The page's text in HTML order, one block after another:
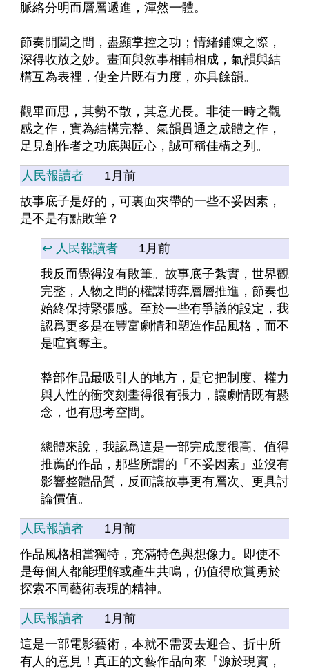
脈絡分明而層層遞進，渾然一體。
節奏開闔之間，盡顯掌控之功；情緒鋪陳之際，
深得收放之妙。畫面與敘事相輔相成，氣韻與結
構互為表裡，使全片既有力度，亦具餘韻。
觀畢而思，其勢不散，其意尤長。非徒一時之觀
感之作，實為結構完整、氣韻貫通之成體之作，
足見創作者之功底與匠心，誠可稱佳構之列。
人民報讀者
1月前
故事底子是好的，可裏面夾帶的一些不妥因素，
是不是有點敗筆？
↩️ 人民報讀者
1月前
我反而覺得沒有敗筆。故事底子紮實，世界觀
完整，人物之間的權謀博弈層層推進，節奏也
始終保持緊張感。至於一些有爭議的設定，我
認爲更多是在豐富劇情和塑造作品風格，而不
是喧賓奪主。
整部作品最吸引人的地方，是它把制度、權力
與人性的衝突刻畫得很有張力，讓劇情既有懸
念，也有思考空間。
總體來說，我認爲這是一部完成度很高、值得
推薦的作品，那些所謂的「不妥因素」並沒有
影響整體品質，反而讓故事更有層次、更具討
論價值。
人民報讀者
1月前
作品風格相當獨特，充滿特色與想像力。即使不
是每個人都能理解或產生共鳴，仍值得欣賞勇於
探索不同藝術表現的精神。
人民報讀者
1月前
這是一部電影藝術，本就不需要去迎合、折中所
有人的意見！真正的文藝作品向來『源於現實，